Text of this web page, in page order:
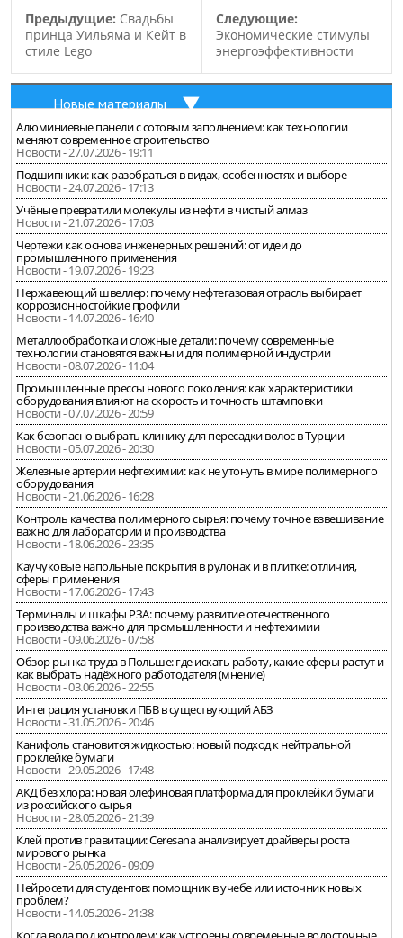
Предыдущие: Cвадьбы
принца Уильяма и Кейт в
стиле Lego
Следующие:
Экономические стимулы
энергоэффективности
Новые материалы
Алюминиевые панели с сотовым заполнением: как технологии
меняют современное строительство
Новости - 27.07.2026 - 19:11
Подшипники: как разобраться в видах, особенностях и выборе
Новости - 24.07.2026 - 17:13
Учёные превратили молекулы из нефти в чистый алмаз
Новости - 21.07.2026 - 17:03
Чертежи как основа инженерных решений: от идеи до
промышленного применения
Новости - 19.07.2026 - 19:23
Нержавеющий швеллер: почему нефтегазовая отрасль выбирает
коррозионностойкие профили
Новости - 14.07.2026 - 16:40
Металлообработка и сложные детали: почему современные
технологии становятся важны и для полимерной индустрии
Новости - 08.07.2026 - 11:04
Промышленные прессы нового поколения: как характеристики
оборудования влияют на скорость и точность штамповки
Новости - 07.07.2026 - 20:59
Как безопасно выбрать клинику для пересадки волос в Турции
Новости - 05.07.2026 - 20:30
Железные артерии нефтехимии: как не утонуть в мире полимерного
оборудования
Новости - 21.06.2026 - 16:28
Контроль качества полимерного сырья: почему точное взвешивание
важно для лаборатории и производства
Новости - 18.06.2026 - 23:35
Каучуковые напольные покрытия в рулонах и в плитке: отличия,
сферы применения
Новости - 17.06.2026 - 17:43
Терминалы и шкафы РЗА: почему развитие отечественного
производства важно для промышленности и нефтехимии
Новости - 09.06.2026 - 07:58
Обзор рынка труда в Польше: где искать работу, какие сферы растут и
как выбрать надёжного работодателя (мнение)
Новости - 03.06.2026 - 22:55
Интеграция установки ПБВ в существующий АБЗ
Новости - 31.05.2026 - 20:46
Канифоль становится жидкостью: новый подход к нейтральной
проклейке бумаги
Новости - 29.05.2026 - 17:48
АКД без хлора: новая олефиновая платформа для проклейки бумаги
из российского сырья
Новости - 28.05.2026 - 21:39
Клей против гравитации: Ceresana анализирует драйверы роста
мирового рынка
Новости - 26.05.2026 - 09:09
Нейросети для студентов: помощник в учебе или источник новых
проблем?
Новости - 14.05.2026 - 21:38